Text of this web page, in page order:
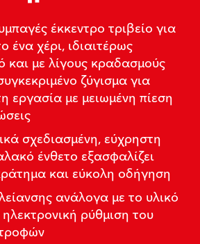
έκκεντρο τριβείο για
ένα χέρι, ιδιαιτέρως
και με λίγους κραδασμούς
ζύγισμα για
εργασία με μειωμένη πίεση
σχεδιασμένη, εύχρηστη
ένθετο εξασφαλίζει
και εύκολη οδήγηση
ανάλογα με το υλικό
ρύθμιση του